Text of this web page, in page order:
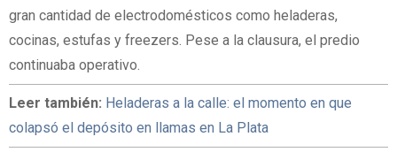
gran cantidad de electrodomésticos como heladeras,
cocinas, estufas y freezers. Pese a la clausura, el predio
continuaba operativo.
Leer también: Heladeras a la calle: el momento en que
colapsó el depósito en llamas en La Plata